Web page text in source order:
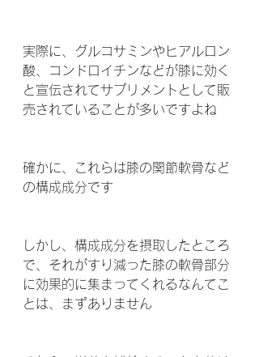
実際に、グルコサミンやヒアルロン
酸、コンドロイチンなどが膝に効く
と宣伝されてサプリメントとして販
売されていることが多いですよね
確かに、これらは膝の関節軟骨など
の構成成分です
しかし、構成成分を摂取したところ
で、それがすり減った膝の軟骨部分
に効果的に集まってくれるなんてこ
とは、まずありません